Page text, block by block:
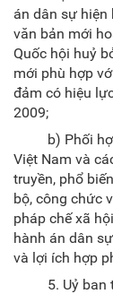
án dân sự hiện
văn bản mới
Quốc hội huỷ
mới phù hợp
đảm có hiệu
2009;
b) Phối
Việt Nam và
truyền, phổ
bộ, công chức
pháp chế xã
hành án dân
và lợi ích hợp
5. Uỷ ban